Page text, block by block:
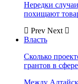
Нередки
похищают
Prev Next
Власть
Сколько
грантов в
Между